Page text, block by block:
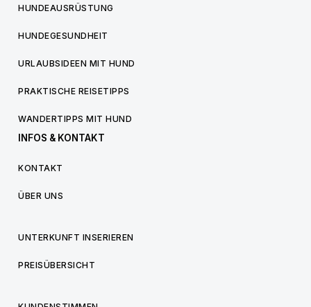
HUNDEAUSRÜSTUNG
HUNDEGESUNDHEIT
URLAUBSIDEEN MIT HUND
PRAKTISCHE REISETIPPS
WANDERTIPPS MIT HUND
INFOS & KONTAKT
KONTAKT
ÜBER UNS
UNTERKUNFT INSERIEREN
PREISÜBERSICHT